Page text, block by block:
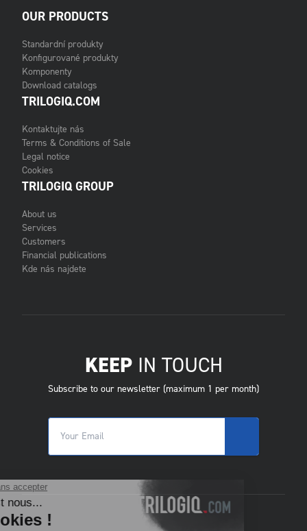
OUR PRODUCTS
Standardní produkty
Konfigurované produkty
Komponenty
Download catalogs
TRILOGIQ.COM
Kontaktujte nás
Terms & Conditions of Sale
Legal notice
Cookies
TRILOGIQ GROUP
About us
Services
Customers
Financial publications
Kde nás najdete
KEEPIN TOUCH
Subscribe to our newsletter (maximum 1 per month)